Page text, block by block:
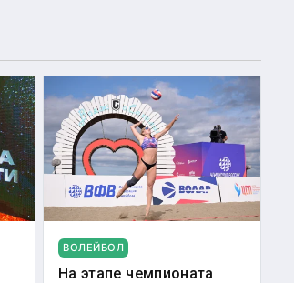
ВОЛЕЙБОЛ
На этапе чемпионата